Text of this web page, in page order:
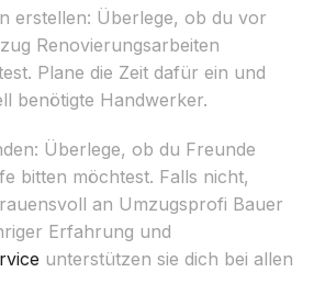
erstellen: Überlege, ob du vor
Renovierungsarbeiten
Plane die Zeit dafür ein und
benötigte Handwerker.
Überlege, ob du Freunde
bitten möchtest. Falls nicht,
an Umzugsprofi Bauer
Erfahrung und
unterstützen sie dich bei allen